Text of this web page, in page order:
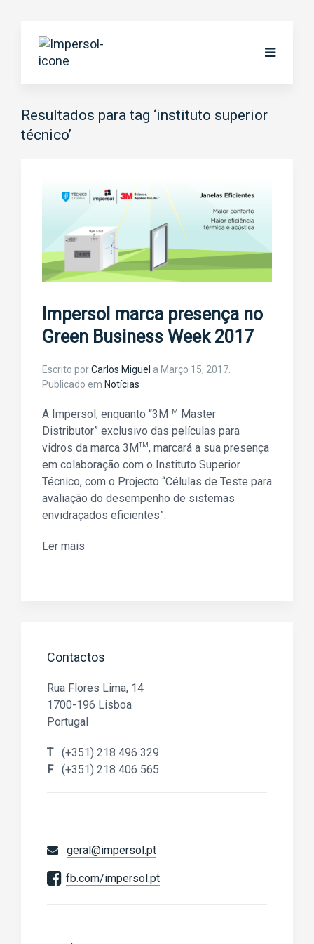
Resultados para tag ‘instituto superior
técnico’
Impersol marca presença no
Green Business Week 2017
Escrito porCarlos Miguel a Março 15, 2017
Publicado em Notícias
A Impersol, enquanto “3MTM Master
Distributor” exclusivo das películas para
vidros da marca 3MTM, marcará a sua presença
em colaboração com o Instituto Superior
Técnico, com o Projecto “Células de Teste para
avaliação do desempenho de sistemas
envidraçados eficientes”.
Ler mais
Contactos
Rua Flores Lima, 14
1700-196 Lisboa
Portugal
T (+351) 218 496 329
F (+351) 218 406 565
geral@impersol.pt
fb.com/impersol.pt